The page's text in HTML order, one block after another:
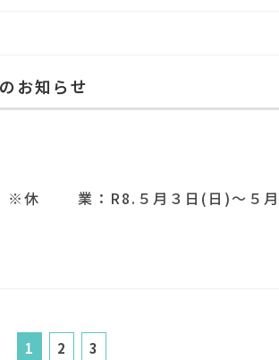
お知らせ
1 2 3